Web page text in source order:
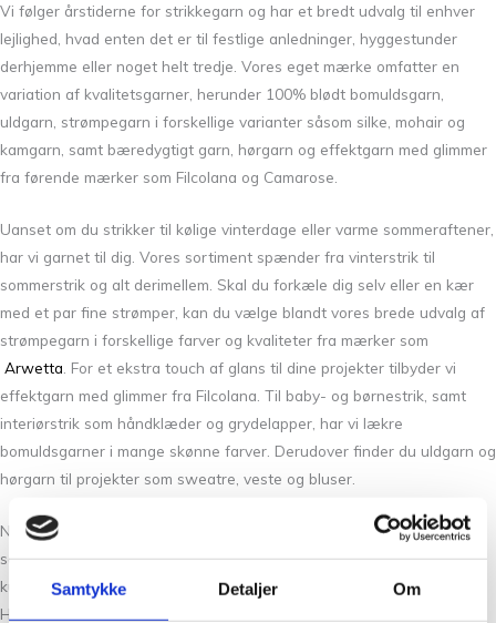
Samtykke Detaljer Om
Vi følger årstiderne for strikkegarn og har et bredt udvalg til enhver
lejlighed, hvad enten det er til festlige anledninger, hyggestunder
derhjemme eller noget helt tredje. Vores eget mærke omfatter en
variation af kvalitetsgarner, herunder 100% blødt bomuldsgarn,
uldgarn, strømpegarn i forskellige varianter såsom silke, mohair og
kamgarn, samt bæredygtigt garn, hørgarn og effektgarn med glimmer
fra førende mærker som Filcolana og Camarose.
Uanset om du strikker til kølige vinterdage eller varme sommeraftener,
har vi garnet til dig. Vores sortiment spænder fra vinterstrik til
sommerstrik og alt derimellem. Skal du forkæle dig selv eller en kær
med et par fine strømper, kan du vælge blandt vores brede udvalg af
strømpegarn i forskellige farver og kvaliteter fra mærker som
Arwetta . For et ekstra touch af glans til dine projekter tilbyder vi
effektgarn med glimmer fra Filcolana. Til baby- og børnestrik, samt
interiørstrik som håndklæder og grydelapper, har vi lækre
bomuldsgarner i mange skønne farver. Derudover finder du uldgarn og
hørgarn til projekter som sweatre, veste og bluser.
Når du bestiller garn online hos os, kan du altid forvente en god
service og hurtig levering. Vi stræber efter at give den bedste
kundeoplevelse både online og i vores fysiske butik på Frederiksberg.
Her finder du også unikke produkter og ekspertrådgivning til dit